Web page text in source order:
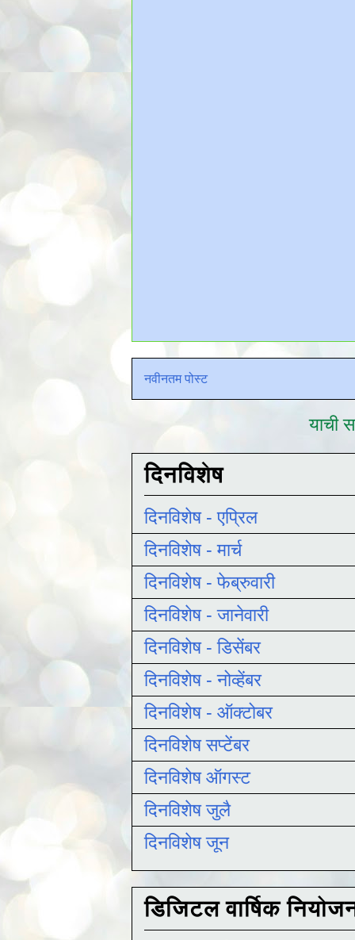
नवीनतम पोस्ट
याची
दिनविशेष
दिनविशेष - एप्रिल
दिनविशेष - मार्च
दिनविशेष - फेब्रुवारी
दिनविशेष - जानेवारी
दिनविशेष - डिसेंबर
दिनविशेष - नोव्हेंबर
दिनविशेष - ऑक्टोबर
दिनविशेष सप्टेंबर
दिनविशेष ऑगस्ट
दिनविशेष जुलै
दिनविशेष जून
डिजिटल वार्षिक